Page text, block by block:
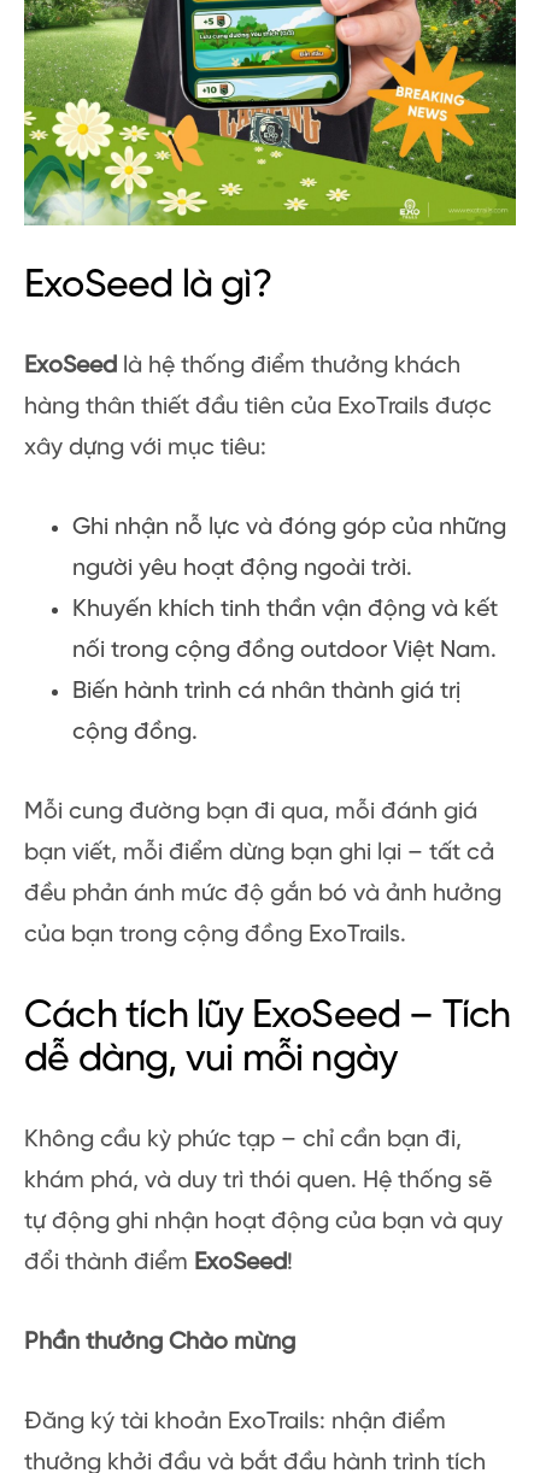
ExoSeed là gì?
ExoSeed là hệ thống điểm thưởng khách
hàng thân thiết đầu tiên của ExoTrails được
xây dựng với mục tiêu:
Ghi nhận nỗ lực và đóng góp của những
người yêu hoạt động ngoài trời.
Khuyến khích tinh thần vận động và kết
nối trong cộng đồng outdoor Việt Nam.
Biến hành trình cá nhân thành giá trị
cộng đồng.
Mỗi cung đường bạn đi qua, mỗi đánh giá
bạn viết, mỗi điểm dừng bạn ghi lại – tất cả
đều phản ánh mức độ gắn bó và ảnh hưởng
của bạn trong cộng đồng ExoTrails.
Cách tích lũy ExoSeed – Tích
dễ dàng, vui mỗi ngày
Không cầu kỳ phức tạp – chỉ cần bạn đi,
khám phá, và duy trì thói quen. Hệ thống sẽ
tự động ghi nhận hoạt động của bạn và quy
đổi thành điểm ExoSeed!
Phần thưởng Chào mừng
Đăng ký tài khoản ExoTrails: nhận điểm
thưởng khởi đầu và bắt đầu hành trình tích